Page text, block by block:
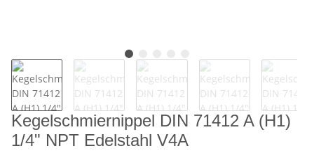
Kegelschmiernippel DIN 71412 A (H1)
1/4" NPT Edelstahl V4A